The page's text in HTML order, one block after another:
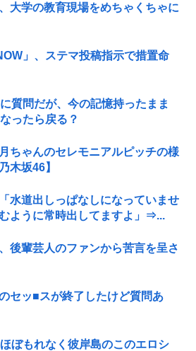
大学の教育現場をめちゃくちゃに
」、ステマ投稿指示で措置命
質問だが、今の記憶持ったまま
ったら戻る？
ちゃんのセレモニアルピッチの様
木坂46】
水道出しっぱなしになっていませ
ように常時出してますよ」⇒...
後輩芸人のファンから苦言を呈さ
セッ■スが終了したけど質問あ
ぼもれなく彼岸島のこのエロシ